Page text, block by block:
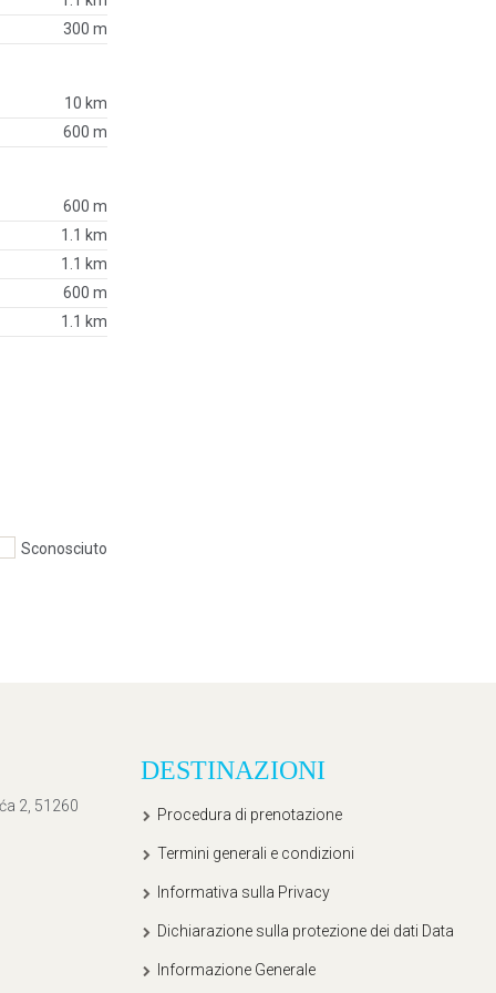
300 m
10 km
600 m
600 m
1.1 km
1.1 km
600 m
1.1 km
Sconosciuto
2, 51260
DESTINAZIONI
Procedura di prenotazione
Termini generali e condizioni
Informativa sulla Privacy
Dichiarazione sulla protezione dei dati Data
Informazione Generale